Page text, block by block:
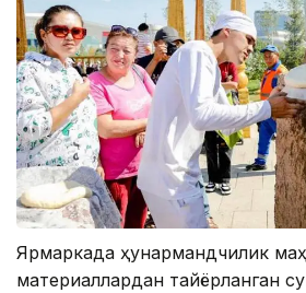
Ярмаркада ҳунармандчилик
материаллардан тайёрланган